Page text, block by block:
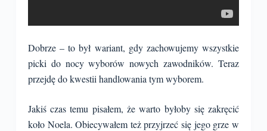
Dobrze – to był wariant, gdy zachowujemy wszystkie
picki do nocy wyborów nowych zawodników. Teraz
przejdę do kwestii handlowania tym wyborem.
Jakiś czas temu pisałem, że warto byłoby się zakręcić
koło Noela. Obiecywałem też przyjrzeć się jego grze w